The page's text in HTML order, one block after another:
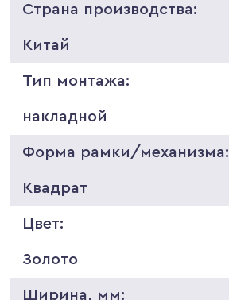
Страна производства:
Китай
Тип монтажа:
накладной
Форма рамки/механизма:
Квадрат
Цвет:
Золото
Ширина, мм: